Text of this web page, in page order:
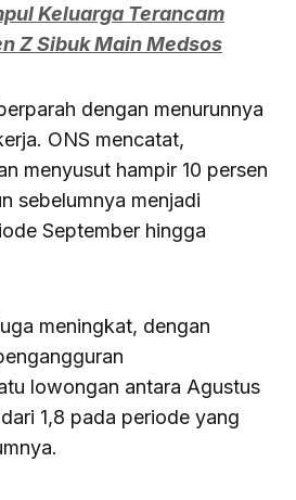
Keluarga Terancam
Z Sibuk Main Medsos
dengan menurunnya
ONS mencatat,
menyusut hampir 10 persen
sebelumnya menjadi
September hingga
meningkat, dengan
lowongan antara Agustus
1,8 pada periode yang